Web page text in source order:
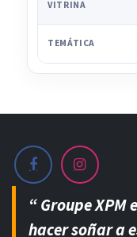
VITRINA
TEMÁTICA
“ Groupe
hacer soñar a